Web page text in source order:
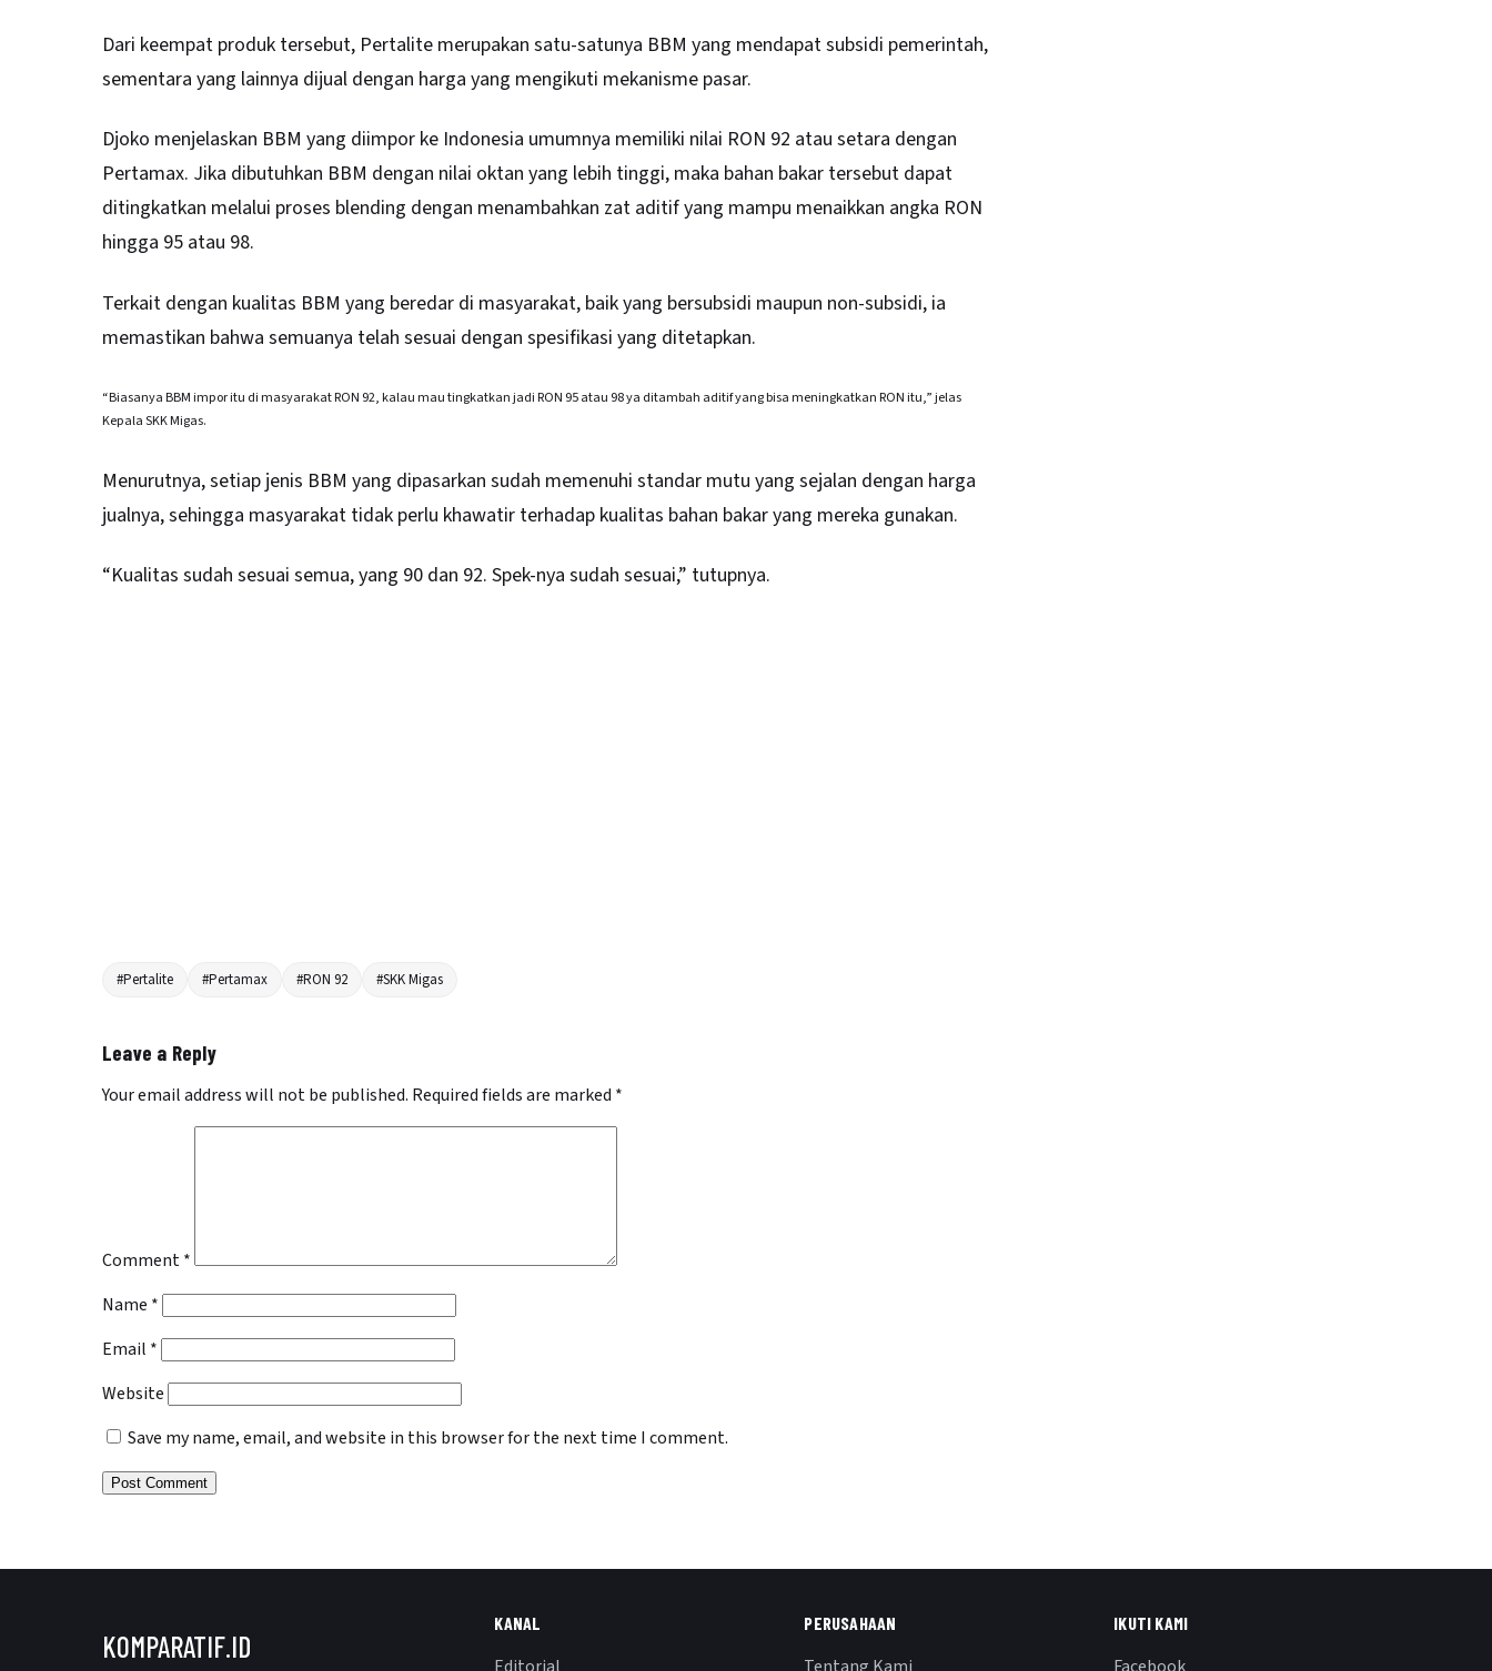
Dari keempat produk tersebut, Pertalite merupakan satu-satunya BBM yang mendapat subsidi pemerintah,
sementara yang lainnya dijual dengan harga yang mengikuti mekanisme pasar.
Djoko menjelaskan BBM yang diimpor ke Indonesia umumnya memiliki nilai RON 92 atau setara dengan
Pertamax. Jika dibutuhkan BBM dengan nilai oktan yang lebih tinggi, maka bahan bakar tersebut dapat
ditingkatkan melalui proses blending dengan menambahkan zat aditif yang mampu menaikkan angka RON
hingga 95 atau 98.
Terkait dengan kualitas BBM yang beredar di masyarakat, baik yang bersubsidi maupun non-subsidi, ia
memastikan bahwa semuanya telah sesuai dengan spesifikasi yang ditetapkan.
“Biasanya BBM impor itu di masyarakat RON 92, kalau mau tingkatkan jadi RON 95 atau 98 ya ditambah aditif yang bisa meningkatkan RON itu,” jelas
Kepala SKK Migas.
Menurutnya, setiap jenis BBM yang dipasarkan sudah memenuhi standar mutu yang sejalan dengan harga
jualnya, sehingga masyarakat tidak perlu khawatir terhadap kualitas bahan bakar yang mereka gunakan.
“Kualitas sudah sesuai semua, yang 90 dan 92. Spek-nya sudah sesuai,” tutupnya.
#Pertalite #Pertamax #RON 92 #SKK Migas
Leave a Reply
Your email address will not be published. Required fields are marked *
Comment*
Name *
Email *
Website
Save my name, email, and website in this browser for the next time I comment.
KOMPARATIF.ID
KANAL PERUSAHAAN IKUTI KAMI